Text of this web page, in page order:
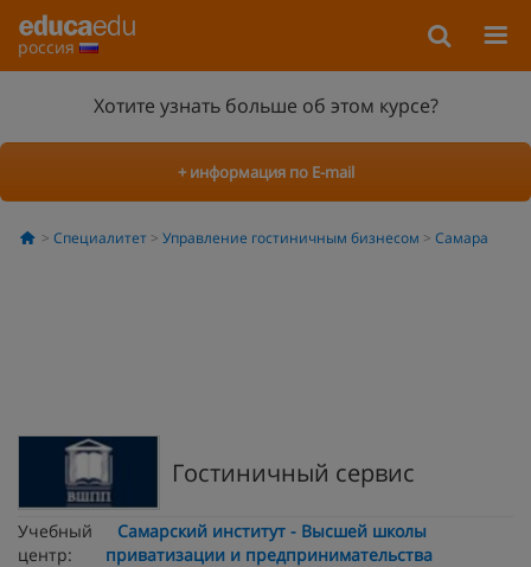
россия
Хотите узнать больше об этом курсе?
+ информация по E-mail
Специалитет Управление гостиничным бизнесом Самара
Гостиничный сервис
Учебный
центр:
Самарский институт - Высшей школы
приватизации и предпринимательства